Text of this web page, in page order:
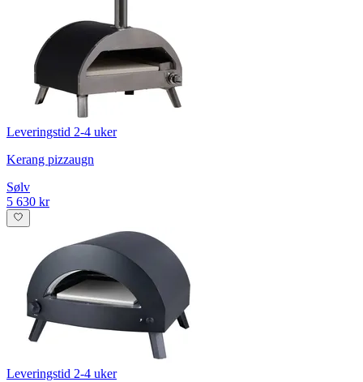
Leveringstid 2-4 uker
Kerang pizzaugn
Sølv
5 630 kr
Leveringstid 2-4 uker